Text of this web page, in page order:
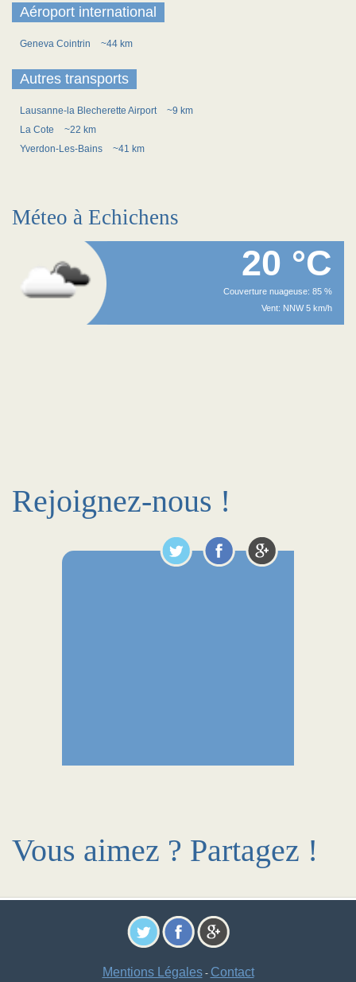
Aéroport international
Geneva Cointrin ~44 km
Autres transports
Lausanne-la Blecherette Airport
~9 km
La Cote
~22 km
Yverdon-Les-Bains
~41 km
Méteo à Echichens
20 °C
Couverture nuageuse: 85 %
Vent: NNW 5 km/h
Rejoignez-nous !
Vous aimez ? Partagez !
Mentions Légales- Contact